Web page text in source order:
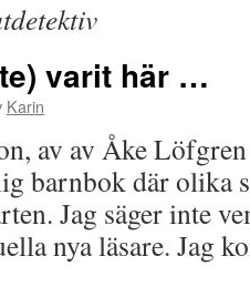
varit här …
Karin
av av Åke
barnbok där olika
Jag säger inte
nya läsare. Jag